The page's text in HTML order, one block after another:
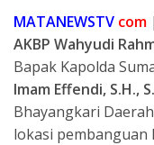
b
o
o
k
l s
A
p
p
MATANEWSTV com |
AKBP Wahyudi
Bapak Kapolda
Imam Effendi, S.H.,
Bhayangkari
lokasi pembanguan